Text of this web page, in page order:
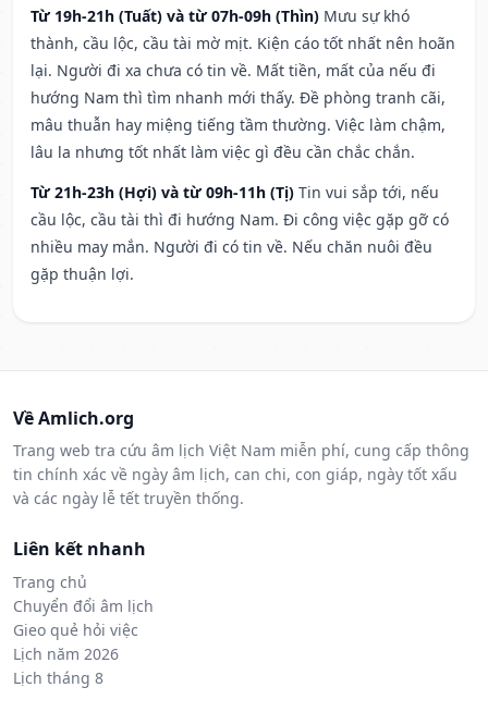
Từ 19h-21h (Tuất) và từ 07h-09h (Thìn) Mưu sự khó
thành, cầu lộc, cầu tài mờ mịt. Kiện cáo tốt nhất nên hoãn
lại. Người đi xa chưa có tin về. Mất tiền, mất của nếu đi
hướng Nam thì tìm nhanh mới thấy. Đề phòng tranh cãi,
mâu thuẫn hay miệng tiếng tầm thường. Việc làm chậm,
lâu la nhưng tốt nhất làm việc gì đều cần chắc chắn.
Từ 21h-23h (Hợi) và từ 09h-11h (Tị) Tin vui sắp tới, nếu
cầu lộc, cầu tài thì đi hướng Nam. Đi công việc gặp gỡ có
nhiều may mắn. Người đi có tin về. Nếu chăn nuôi đều
gặp thuận lợi.
Về Amlich.org
Trang web tra cứu âm lịch Việt Nam miễn phí, cung cấp thông
tin chính xác về ngày âm lịch, can chi, con giáp, ngày tốt xấu
và các ngày lễ tết truyền thống.
Liên kết nhanh
Trang chủ
Chuyển đổi âm lịch
Gieo quẻ hỏi việc
Lịch năm 2026
Lịch tháng 8